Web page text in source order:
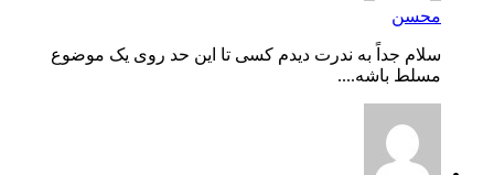
محسن
سلام جداً به ندرت دیدم کسی تا این حد روی یک موضوع
مسلط باشه....